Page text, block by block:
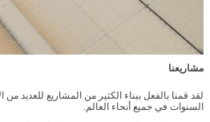
مشاريعنا
لقد قمنا بالفعل ببناء الكثير من المشاريع للعديد
السنوات في جميع أنحاء العالم.
اترك